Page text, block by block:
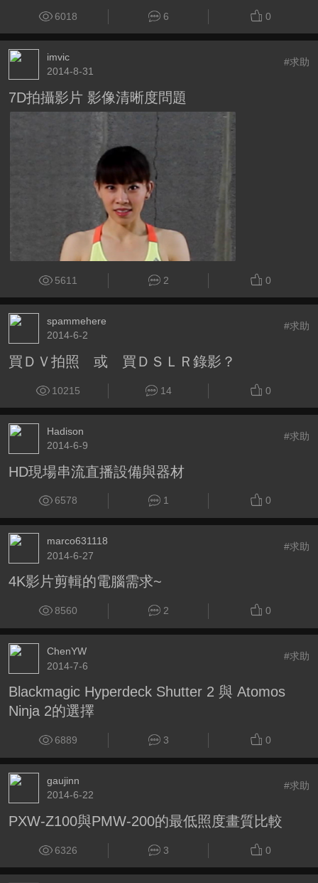
6018 6 0
imvic
2014-8-31
#求助
7D拍攝影片 影像清晰度問題
5611 2 0
spammehere
2014-6-2
#求助
買ＤＶ拍照 或 買ＤＳＬＲ錄影？
10215 14 0
Hadison
2014-6-9
#求助
HD現場串流直播設備與器材
6578 1 0
marco631118
2014-6-27
#求助
4K影片剪輯的電腦需求~
8560 2 0
ChenYW
2014-7-6
#求助
Blackmagic Hyperdeck Shutter 2 與 Atomos
Ninja 2的選擇
6889 3 0
gaujinn
2014-6-22
#求助
PXW-Z100與PMW-200的最低照度畫質比較
6326 3 0